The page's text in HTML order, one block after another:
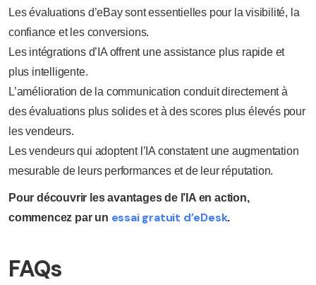
Les évaluations d’eBay sont essentielles pour la visibilité, la
confiance et les conversions.
Les intégrations d’IA offrent une assistance plus rapide et
plus intelligente.
L’amélioration de la communication conduit directement à
des évaluations plus solides et à des scores plus élevés pour
les vendeurs.
Les vendeurs qui adoptent l’IA constatent une augmentation
mesurable de leurs performances et de leur réputation.
Pour découvrir les avantages de l’IA en action,
commencez par un essai gratuit d’eDesk.
FAQs